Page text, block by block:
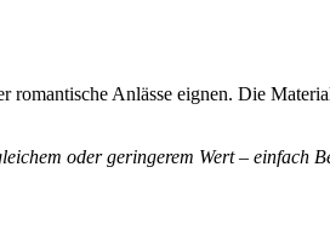
Anlässe eignen. Die
oder geringerem Wert – einfach